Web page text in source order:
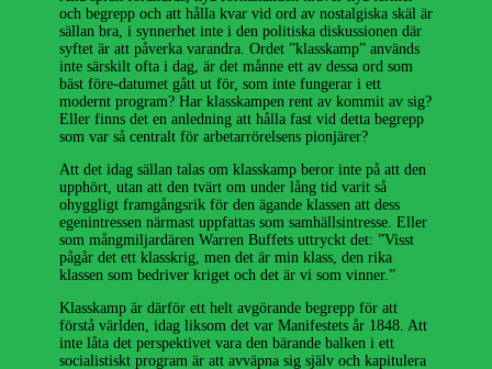
och begrepp och att hålla kvar vid ord av nostalgiska skäl är
sällan bra, i synnerhet inte i den politiska diskussionen där
syftet är att påverka varandra. Ordet ”klasskamp” används
inte särskilt ofta i dag, är det månne ett av dessa ord som
bäst före-datumet gått ut för, som inte fungerar i ett
modernt program? Har klasskampen rent av kommit av sig?
Eller finns det en anledning att hålla fast vid detta begrepp
som var så centralt för arbetarrörelsens pionjärer?
Att det idag sällan talas om klasskamp beror inte på att den
upphört, utan att den tvärt om under lång tid varit så
ohyggligt framgångsrik för den ägande klassen att dess
egenintressen närmast uppfattas som samhällsintresse. Eller
som mångmiljardären Warren Buffets uttryckt det: ”Visst
pågår det ett klasskrig, men det är min klass, den rika
klassen som bedriver kriget och det är vi som vinner.”
Klasskamp är därför ett helt avgörande begrepp för att
förstå världen, idag liksom det var Manifestets år 1848. Att
inte låta det perspektivet vara den bärande balken i ett
socialistiskt program är att avväpna sig själv och kapitulera